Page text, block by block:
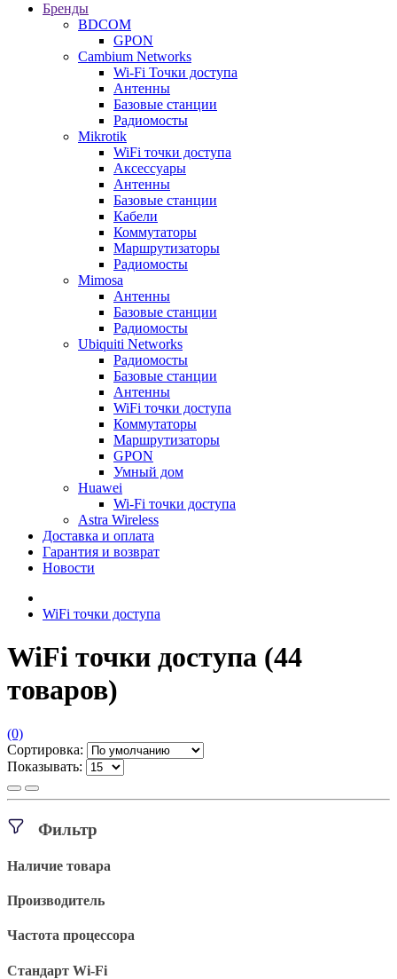
Бренды
BDCOM
GPON
Cambium Networks
Wi-Fi Точки доступа
Антенны
Базовые станции
Радиомосты
Mikrotik
WiFi точки доступа
Аксессуары
Антенны
Базовые станции
Кабели
Коммутаторы
Маршрутизаторы
Радиомосты
Mimosa
Антенны
Базовые станции
Радиомосты
Ubiquiti Networks
Радиомосты
Базовые станции
Антенны
WiFi точки доступа
Коммутаторы
Маршрутизаторы
GPON
Умный дом
Huawei
Wi-Fi точки доступа
Astra Wireless
Доставка и оплата
Гарантия и возврат
Новости
WiFi точки доступа
WiFi точки доступа (44
товаров)
(0)
Сортировка:
Показывать:
Фильтр
Наличие товара
Производитель
Частота процессора
Стандарт Wi-Fi